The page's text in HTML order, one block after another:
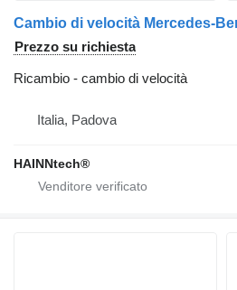
Prezzo su richiesta
Ricambio - cambio di velocità
Italia, Padova
HAINNtech®